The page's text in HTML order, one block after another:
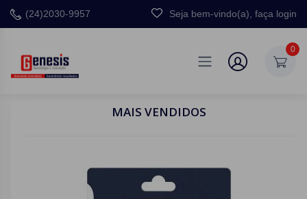
(24)2030-9957 Seja bem-vindo(a), faça login
0
MAIS VENDIDOS